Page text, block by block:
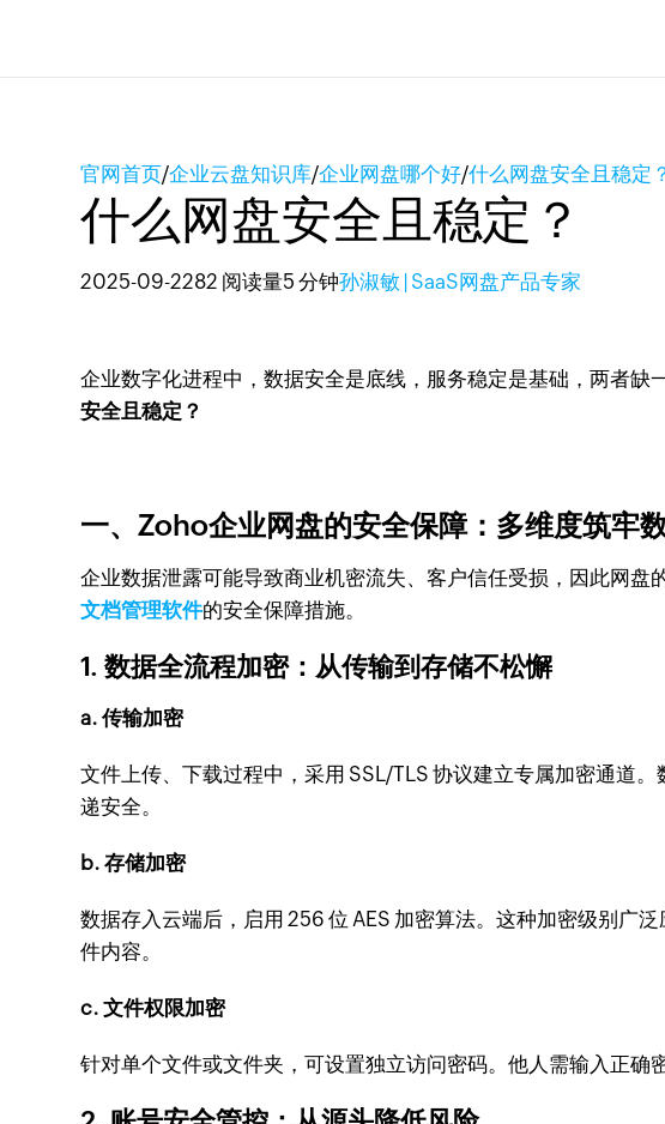
官网首页/企业云盘知识库/企业网盘哪个好/什么网盘安全且稳定
什么网盘安全且稳定？
2025-09-2282 阅读量5 分钟孙淑敏 | SaaS网盘产品专家
企业数字化进程中，数据安全是底线，服务稳定是基础，两者缺
安全且稳定？
一、Zoho企业网盘的安全保障：多维度筑牢
企业数据泄露可能导致商业机密流失、客户信任受损，因此网
文档管理软件的安全保障措施。
1. 数据全流程加密：从传输到存储不松懈
a. 传输加密
文件上传、下载过程中，采用 SSL/TLS 协议建立专属加密通道
递安全。
b. 存储加密
数据存入云端后，启用 256 位 AES 加密算法。这种加密级别广
件内容。
c. 文件权限加密
针对单个文件或文件夹，可设置独立访问密码。他人需输入正确